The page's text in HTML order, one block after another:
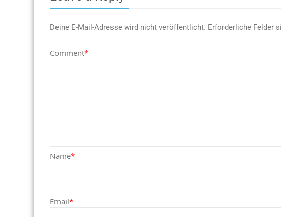
Deine E-Mail-Adresse wird nicht veröffentlicht. Erforderliche Felder
Comment*
Name*
Email*